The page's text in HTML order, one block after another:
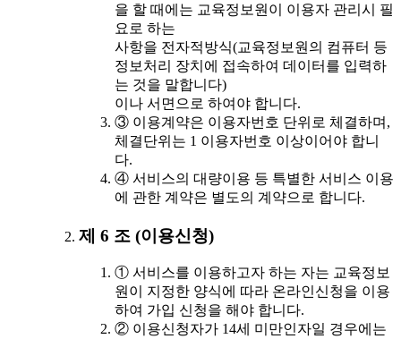
을 할 때에는 교육정보원이 이용자 관리시 필
요로 하는
사항을 전자적방식(교육정보원의 컴퓨터 등
정보처리 장치에 접속하여 데이터를 입력하
는 것을 말합니다)
이나 서면으로 하여야 합니다.
③ 이용계약은 이용자번호 단위로 체결하며,
체결단위는 1 이용자번호 이상이어야 합니
다.
④ 서비스의 대량이용 등 특별한 서비스 이용
에 관한 계약은 별도의 계약으로 합니다.
제 6 조 (이용신청)
① 서비스를 이용하고자 하는 자는 교육정보
원이 지정한 양식에 따라 온라인신청을 이용
하여 가입 신청을 해야 합니다.
② 이용신청자가 14세 미만인자일 경우에는